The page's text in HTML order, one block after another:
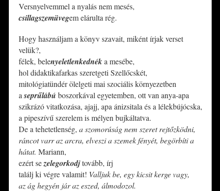
Versnyelvemmel a nyalás nem mesés,
csillagszemüvegem elárulta rég.
Hogy használjam a könyv szavait, miként írjak verset
velük?,
félek, belenyeletlenkednéka mesébe,
hol didaktikafarkas szeretgeti Szellőcskét,
mitológiatündér ölelgeti mai szociális környezetben
aseprűlábú boszorkával egyetemben, ott van anya-apa
szikrázó vitatkozása, ajajj, apa ánizsitala és a lélekbújócska,
a pipeszívű szerelem is mélyen bujkáltatva.
De a tehetetlenség, a szomorúság nem szeret rejtőzködni,
ráncot varr az arcra, elveszi a szemek fényét, begörbíti a
hátat. Mariann,
ezért sezelegorkodjtovább, írj
találj ki végre valamit! Valljuk be, egy kicsit kerge vagy,
az ág hegyén jár az eszed, álmodozol.